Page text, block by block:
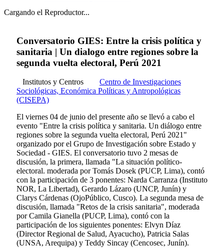
Cargando el Reproductor...
Conversatorio GIES: Entre la crisis política y
sanitaria | Un dialogo entre regiones sobre la
segunda vuelta electoral, Perú 2021
Institutos y Centros
Centro de Investigaciones
Sociológicas, Económica Políticas y Antropológicas
(CISEPA)
El viernes 04 de junio del presente año se llevó a cabo el
evento "Entre la crisis política y sanitaria. Un diálogo entre
regiones sobre la segunda vuelta electoral, Perú 2021"
organizado por el Grupo de Investigación sobre Estado y
Sociedad - GIES. El conversatorio tuvo 2 mesas de
discusión, la primera, llamada "La situación político-
electoral. moderada por Tomás Dosek (PUCP, Lima), contó
con la participación de 3 ponentes: Narda Carranza (Instituto
NOR, La Libertad), Gerardo Lázaro (UNCP, Junín) y
Clarys Cárdenas (OjoPúblico, Cusco). La segunda mesa de
discusión, llamada "Retos de la crisis sanitaria", moderada
por Camila Gianella (PUCP, Lima), contó con la
participación de los siguientes ponentes: Elvyn Díaz
(Director Regional de Salud, Ayacucho), Patricia Salas
(UNSA, Arequipa) y Teddy Sincay (Cencosec, Junín).